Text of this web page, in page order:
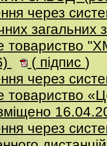
через
загальних
( підпис )
через
товариство
через